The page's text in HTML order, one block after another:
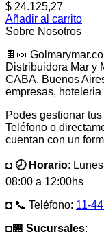
$ 24.125,27
Añadir al carrito
Sobre Nosotros
🍫🍬
Distribuidora Mar y
CABA, Buenos
empresas,
Podes gestionar
Teléfono o
cuentan con un
◘ 🕗 Horario:
08:00 a 12:00hs
◘ 📞 Teléfono: 11-
◘🏪 Sucursales: